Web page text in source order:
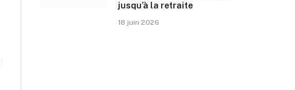
jusqu’à la retraite
18 juin 2026